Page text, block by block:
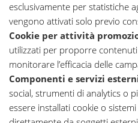
esclusivamente per statistiche
vengono attivati solo previo
Cookie per attività
utilizzati per proporre
monitorare l’efficacia delle
Componenti e servizi
social, strumenti di analytics o
essere installati cookie o